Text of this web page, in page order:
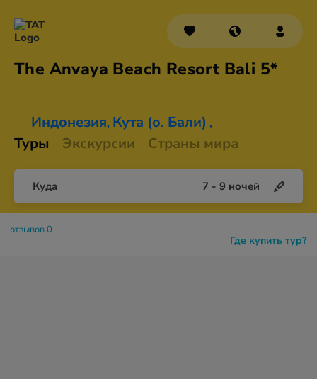
The Anvaya Beach Resort Bali 5*
Индонезия, Кута (о. Бали) ,
Туры Экскурсии Страны мира
Куда 7 - 9 ночей
Где купить тур?
отзывов 0